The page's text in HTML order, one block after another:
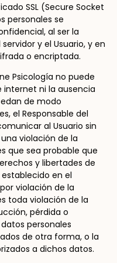
SSL (Secure Socket
personales se
al ser la
y el Usuario, y en
o encriptada.
Psicología no puede
internet ni la ausencia
de modo
el Responsable del
al Usuario sin
violación de la
que sea probable que
y libertades de
en el
violación de la
toda violación de la
pérdida o
personales
de otra forma, o la
a dichos datos.